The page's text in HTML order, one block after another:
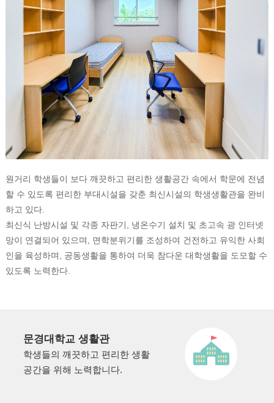
원거리 학생들이 보다 깨끗하고 편리한 생활공간 속에서 학문에 전념
할 수 있도록 편리한 부대시설을 갖춘 최신시설의 학생생활관을 완비
하고 있다.
최신식 난방시설 및 각종 자판기, 냉온수기 설치 및 초고속 광 인터넷
망이 연결되어 있으며, 면학분위기를 조성하여 건전하고 유익한 사회
인을 육성하며, 공동생활을 통하여 더욱 참다운 대학생활을 도모할 수
있도록 노력한다.
문경대학교 생활관
학생들의 깨끗하고 편리한 생활
공간을 위해 노력합니다.